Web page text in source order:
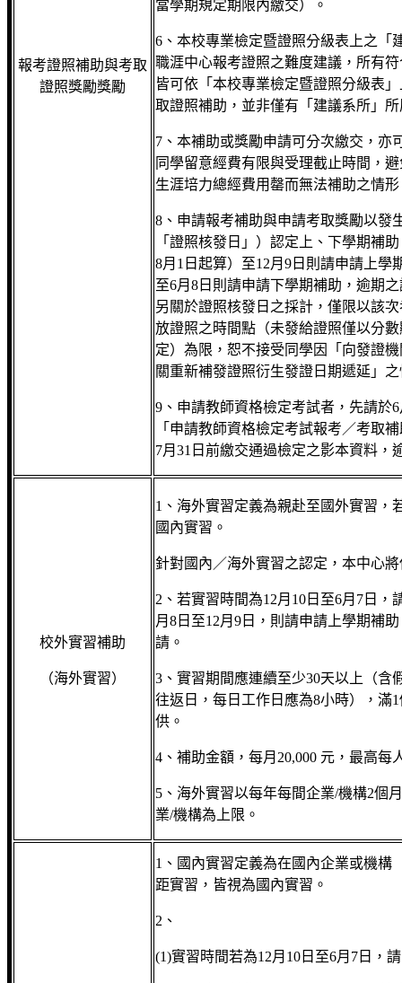
報考證照補助與考取
證照獎勵獎勵
當學期規定期限內繳交）。
6、本校專業檢定暨證照分級表上之「
職涯中心報考證照之難度建議，所有
皆可依「本校專業檢定暨證照分級表
取證照補助，並非僅有「建議系所」
7、本補助或獎勵申請可分次繳交，亦
同學留意經費有限與受理截止時間，
生涯培力總經費用罄而無法補助之情形
8、申請報考補助與申請考取獎勵以發
「證照核發日」）認定上、下學期補
8月1日起算）至12月9日則請申請上學
至6月8日則請申請下學期補助，逾期
另關於證照核發日之採計，僅限以該
放證照之時間點（未發給證照僅以分
定）為限，恕不接受同學因「向發證
關重新補發證照衍生發證日期遞延」
9、申請教師資格檢定考試者，先請於
「申請教師資格檢定考試報考／考取
7月31日前繳交通過檢定之影本資料，
校外實習補助
（海外實習）
1、海外實習定義為親赴至國外實習，
國內實習。
針對國內／海外實習之認定，本中心
2、若實習時間為12月10日至6月7日
月8日至12月9日，則請申請上學期補
請。
3、實習期間應連續至少30天以上（含
往返日，每日工作日應為8小時），滿
供。
4、補助金額，每月20,000 元，最高每
5、海外實習以每年每間企業/機構2個
業/機構為上限。
1、國內實習定義為在國內企業或機構
距實習，皆視為國內實習。
2、
(1)實習時間若為12月10日至6月7日，